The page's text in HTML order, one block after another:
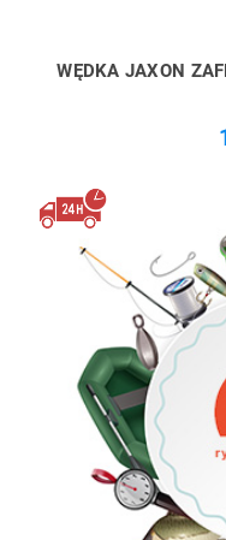
WĘDKA JAXON